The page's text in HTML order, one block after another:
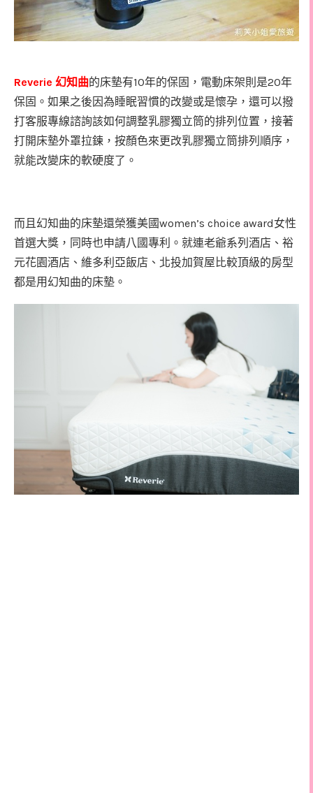
Reverie 幻知曲的床墊有10年的保固，電動床架則是20年
保固。如果之後因為睡眠習慣的改變或是懷孕，還可以撥
打客服專線諮詢該如何調整乳膠獨立筒的排列位置， 接著
打開床墊外罩拉鍊，按顏色來更改乳膠獨立筒排列順序，
就能改變床的軟硬度了。
而且幻知曲的床墊還榮獲美國women’s choice award女性
首選大獎，同時也申請八國專利。就連老爺系列酒店、裕
元花園酒店、維多利亞飯店、北投加賀屋比較頂級的房型
都是用幻知曲的床墊。